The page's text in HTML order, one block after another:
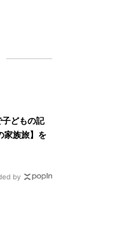
子どもの記
家族旅】を
by